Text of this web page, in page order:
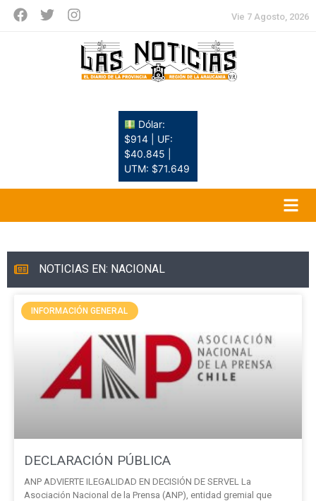
Vie 7 Agosto, 2026
Dólar:
$914 | UF:
$40.845 |
UTM: $71.649
NOTICIAS EN: NACIONAL
INFORMACIÓN GENERAL
DECLARACIÓN PÚBLICA
ANP ADVIERTE ILEGALIDAD EN DECISIÓN DE SERVEL La
Asociación Nacional de la Prensa (ANP), entidad gremial que